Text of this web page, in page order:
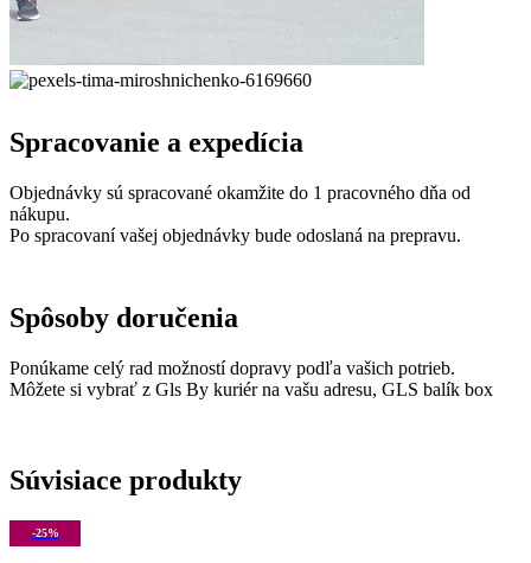
Spracovanie a expedícia
Objednávky sú spracované okamžite do 1 pracovného dňa od
nákupu.
Po spracovaní vašej objednávky bude odoslaná na prepravu.
Spôsoby doručenia
Ponúkame celý rad možností dopravy podľa vašich potrieb.
Môžete si vybrať z Gls By kuriér na vašu adresu, GLS balík box
Súvisiace produkty
-25%